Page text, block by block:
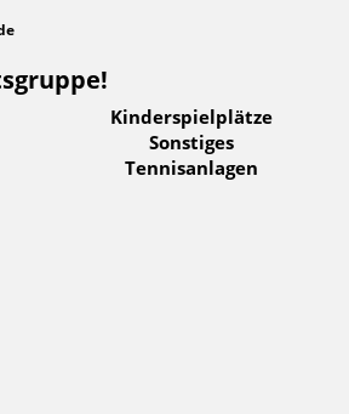
Kinderspielplätze
Sonstiges
Tennisanlagen